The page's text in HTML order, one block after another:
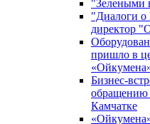
"Зелеными
"Диалоги о
директор
пришло в
Бизнес-
обращению
Камчатке